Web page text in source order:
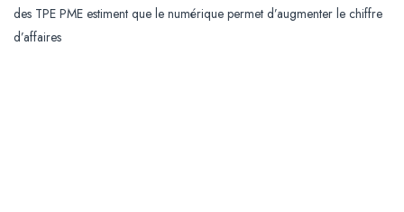
des TPE PME estiment que le numérique permet d’augmenter le chiffre
d’affaires